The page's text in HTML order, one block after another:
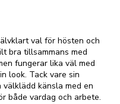
val för hösten och
bra tillsammans med
fungerar lika väl med
look. Tack vare sin
känsla med en
både vardag och arbete.